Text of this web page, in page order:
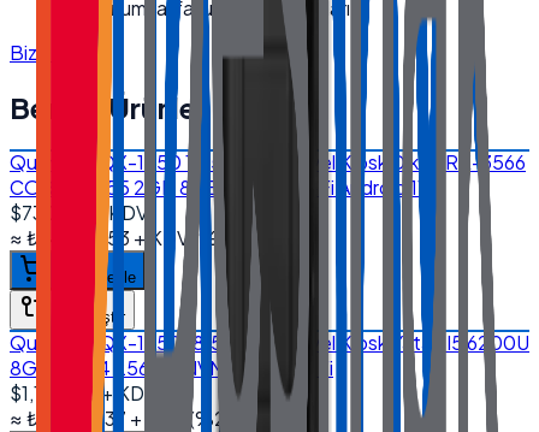
Kurumsal fatura · bayi fiyatları
Bize Ulaşın
Benzer Ürünler
Quanmax QX-1850 18.5'' Endüstriyel Kiosk Dikey RK-3566
CORTEX A55 2GB 8GB EMMC Wi-Fi Android 11
$730.00
+ KDV
≈₺34.938,53 + KDV (%
Sepete ekle
Karşılaştır
Quanmax QX-1850 18.5'' Endüstriyel Kiosk Yatay I5 6200U
8GB DDR4 256GB NVMe SSD Wi-Fi
$1,170.00 + KDV
≈₺55.997,37 + KDV (%20